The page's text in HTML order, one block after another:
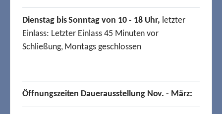
Dienstag bis Sonntag von 10 - 18 Uhr, letzter
Einlass: Letzter Einlass 45 Minuten vor
Schließung, Montags geschlossen
Öffnungszeiten Dauerausstellung Nov. - März: